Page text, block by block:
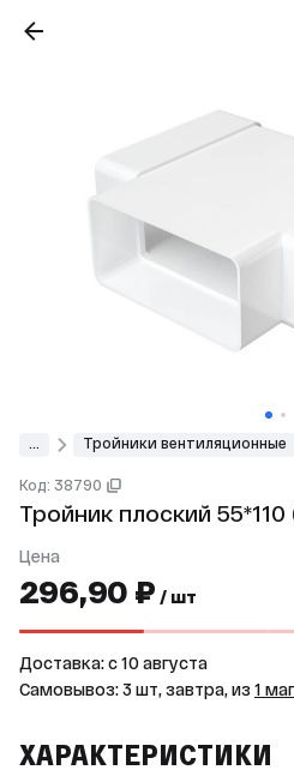
Тройники вентиляционные
Код: 38790
Тройник плоский
Цена
296,90 ₽ / шт
Доставка: c 10 августа
Самовывоз: 3 шт, завтра, из 1
ХАРАКТЕРИСТИКИ